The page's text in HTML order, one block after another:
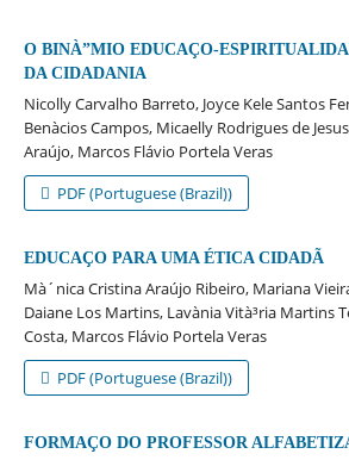
O BINÀ”MIO EDUCAÇO-
DA CIDADANIA
Nicolly Carvalho Barreto, Joyce Kele Santos
Benà­cios Campos, Micaelly Rodrigues de
Araújo, Marcos Flávio Portela Veras
PDF (Portuguese (Brazil))
EDUCAÇO PARA UMA ÉTICA CIDADÃ
Mà´nica Cristina Araújo Ribeiro, Mariana
Daiane Los Martins, Lavà­nia Vità³ria Martins
Costa, Marcos Flávio Portela Veras
PDF (Portuguese (Brazil))
FORMAÇO DO PROFESSOR